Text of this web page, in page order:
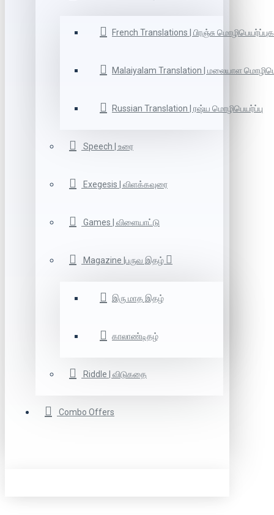
French Translations | பிரஞ்சு
Malaiyalam Translation | மலையாள
Russian Translation | ரஷ்ய மொழிபெயர்ப்பு
Speech | உரை
Exegesis | விளக்கவுரை
Games | விளையாட்டு
Magazine |பருவ இதழ்
இரு மாத இதழ்
காலாண்டிதழ்
Riddle | விடுகதை
Combo Offers